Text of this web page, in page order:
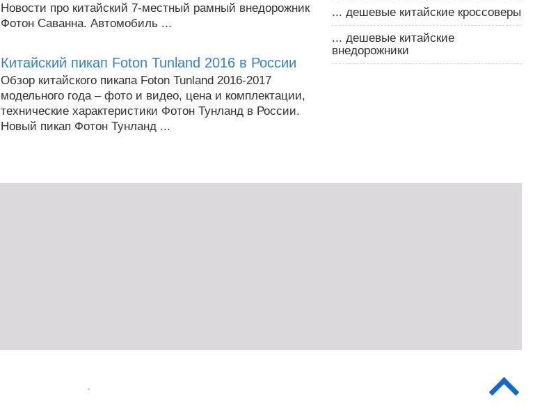
Новости про китайский 7-местный рамный внедорожник
Фотон Саванна. Автомобиль ...
Китайский пикап Foton Tunland 2016 в России
Обзор китайского пикапа Foton Tunland 2016-2017
модельного года – фото и видео, цена и комплектации,
технические характеристики Фотон Тунланд в России.
Новый пикап Фотон Тунланд ...
... дешевые китайские кроссоверы
... дешевые китайские
внедорожники